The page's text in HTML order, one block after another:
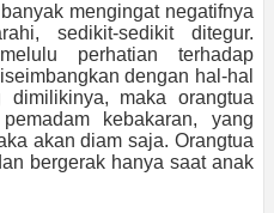
mengingat negatifnya
sedikit-sedikit ditegur.
perhatian terhadap
dengan hal-hal
maka orangtua
kebakaran, yang
akan diam saja. Orangtua
bergerak hanya saat anak